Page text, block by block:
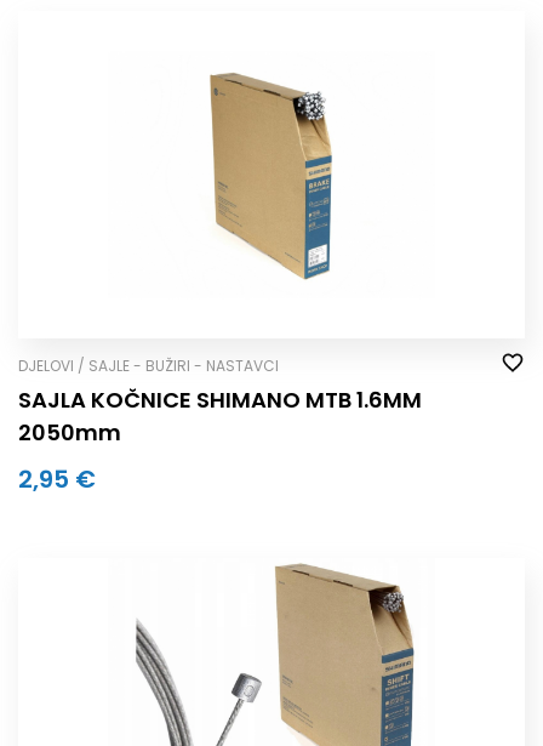
DJELOVI / SAJLE - BUŽIRI - NASTAVCI
SAJLA KOČNICE SHIMANO MTB 1.6MM
2050mm
2,95 €